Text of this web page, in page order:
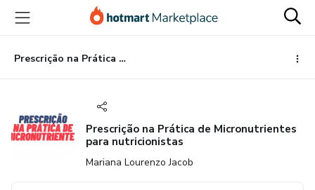
para
conteúdo
principal
para
pagamento
para
rodapé
Prescrição na Prática de Micronutrientes para nutricionistas
Prescrição na Prática de Micronutrientes
para nutricionistas
Mariana Lourenzo Jacob